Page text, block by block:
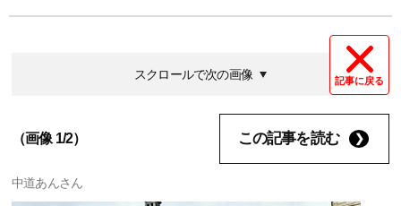
記事に戻る
スクロールで次の画像
（画像 1/2） この記事を読む
中道あんさん